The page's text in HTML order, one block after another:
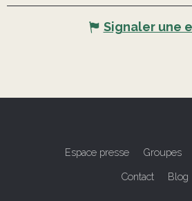
Signaler une
Espace presse Groupes
Contact Blog